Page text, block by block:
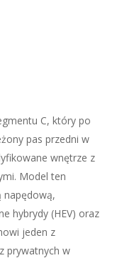
C, który po
pas przedni w
wnętrze z
Model ten
napędową,
hybrydy (HEV) oraz
jeden z
prywatnych w